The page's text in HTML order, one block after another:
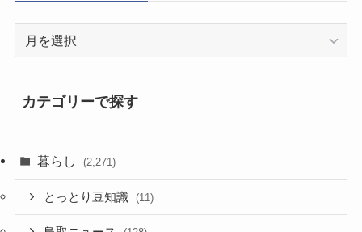
カテゴリーで探す
暮らし (2,271)
とっとり豆知識 (11)